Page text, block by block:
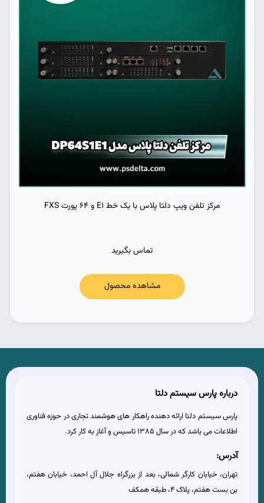
مرکز تلفن ویپ دلتا پلاس با یک خط E1 و 64 پورت FXS
تماس بگیرید
مشاهده محصول
درباره پارس سیستم دلتا
پارس سیستم دلتا ارائه دهنده راهکار های هوشمند تجاری در حوزه فناوری
اطلاعات می باشد که در سال 1385 تاسیس و آغاز به کار کرد.
آدرس:
تهران، خیابان کارگر شمالی، بعد از بزرگراه جلال آل احمد، خیابان هفتم،
بن بست هفتم، پلاک 4، طبقه همکف